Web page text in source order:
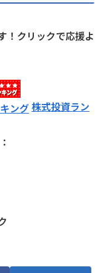
！クリックで応援よ
株式投資ラン